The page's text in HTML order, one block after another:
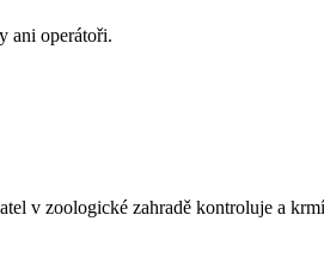
ani operátoři.
v zoologické zahradě kontroluje a